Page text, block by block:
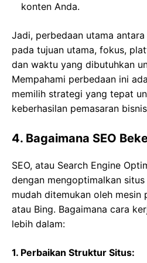
konten Anda.
Jadi, perbedaan utama
pada tujuan utama, fokus,
dan waktu yang dibutuhkan
Mempahami perbedaan ini
memilih strategi yang tepat
keberhasilan pemasaran
4. Bagaimana SEO
SEO, atau Search Engine
dengan mengoptimalkan
mudah ditemukan oleh
atau Bing. Bagaimana cara
lebih dalam:
1. Perbaikan Struktur Situs: